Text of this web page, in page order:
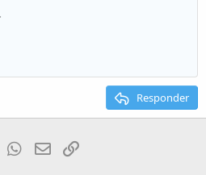
desordenada
MS
line
borrador
Responder
TumblrWhatsApp
Email